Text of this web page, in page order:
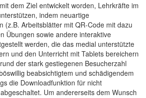
dem Ziel entwickelt worden, Lehrkräfte im
indem neuartige
(z.B. Arbeitsblätter mit QR-Code mit dazu
Übungen sowie andere interaktive
werden, die das medial unterstützte
und den Unterricht mit Tablets bereichern
der stark gestiegenen Besucherzahl
beabsichtigtem und schädigendem
die Downloadfunktion für nicht
Um andererseits dem Wunsch